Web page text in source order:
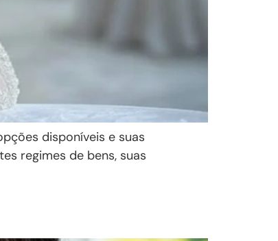
disponíveis e suas
regimes de bens, suas